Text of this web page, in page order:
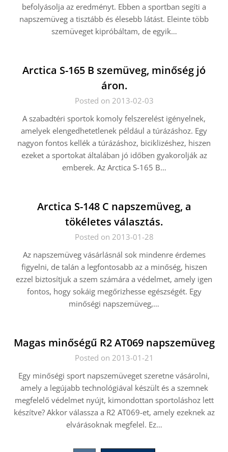
befolyásolja az eredményt. Ebben a sportban segíti a
napszemüveg a tisztább és élesebb látást. Eleinte több
szemüveget kipróbáltam, de egyik…
Arctica S-165 B szemüveg, minőség jó
áron.
Posted on 2013-02-03
A szabadtéri sportok komoly felszerelést igényelnek,
amelyek elengedhetetlenek például a túrázáshoz. Egy
nagyon fontos kellék a túrázáshoz, biciklizéshez, hiszen
ezeket a sportokat általában jó időben gyakorolják az
emberek. Az Arctica S-165 B…
Arctica S-148 C napszemüveg, a
tökéletes választás.
Posted on 2013-01-28
Az napszemüveg vásárlásnál sok mindenre érdemes
figyelni, de talán a legfontosabb az a minőség, hiszen
ezzel biztosítjuk a szem számára a védelmet, amely igen
fontos, hogy sokáig megőrizhesse egészségét. Egy
minőségi napszemüveg,…
Magas minőségű R2 AT069 napszemüveg
Posted on 2013-01-21
Egy minőségi sport napszemüveget szeretne vásárolni,
amely a legújabb technológiával készült és a szemnek
megfelelő védelmet nyújt, kimondottan sportoláshoz lett
készítve? Akkor válassza a R2 AT069-et, amely ezeknek az
elvárásoknak megfelel. Ez…